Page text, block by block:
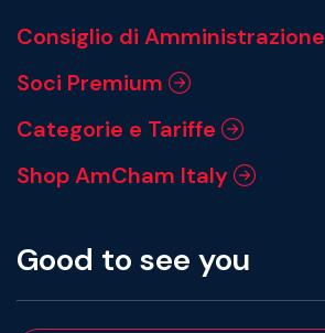
Consiglio di Amministrazione
Soci Premium
Categorie e Tariffe
Shop AmCham Italy
Good to see you